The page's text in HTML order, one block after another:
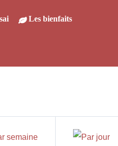
Les bienfaits